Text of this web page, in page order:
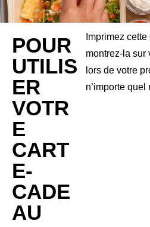
POUR
UTILIS
ER
VOTR
E
CART
E-
CADE
AU
Imprimez
montrez-la sur
lors de votre
n’importe